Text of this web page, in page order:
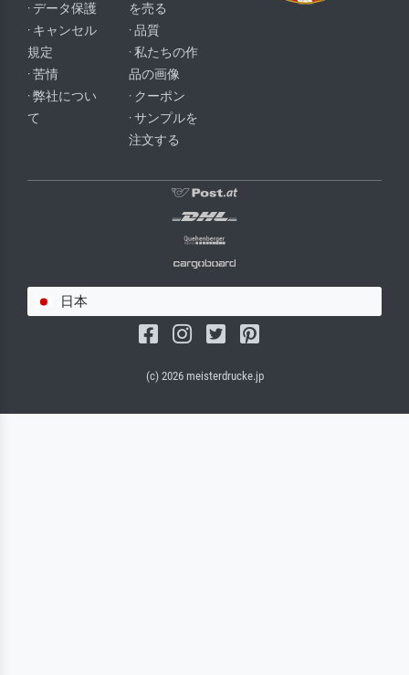
· データ保護
· キャンセル
規定
· 苦情
· 弊社につい
て
を売る
· 品質
· 私たちの作
品の画像
· クーポン
· サンプルを
注文する
日本
(c) 2026 meisterdrucke.jp